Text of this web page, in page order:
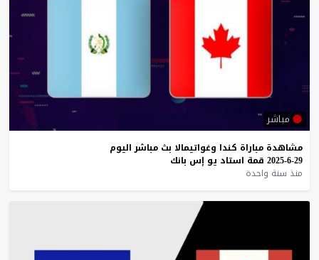
مباشر
مشاهدة مباراة كندا وغواتيمالا بث مباشر اليوم
29-6-2025
قمة استاد يو إس بانك
منذ سنة واحدة